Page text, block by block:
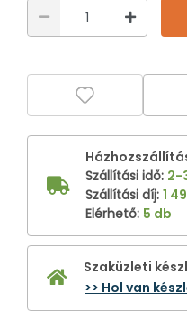
Szállítási idő: 2-
Szállítási díj: 1
Elérhető: 5 db
Szaküzleti
>> Hol van